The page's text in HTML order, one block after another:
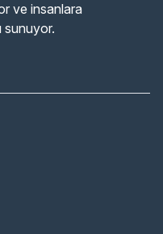
ve insanlara
sunuyor.